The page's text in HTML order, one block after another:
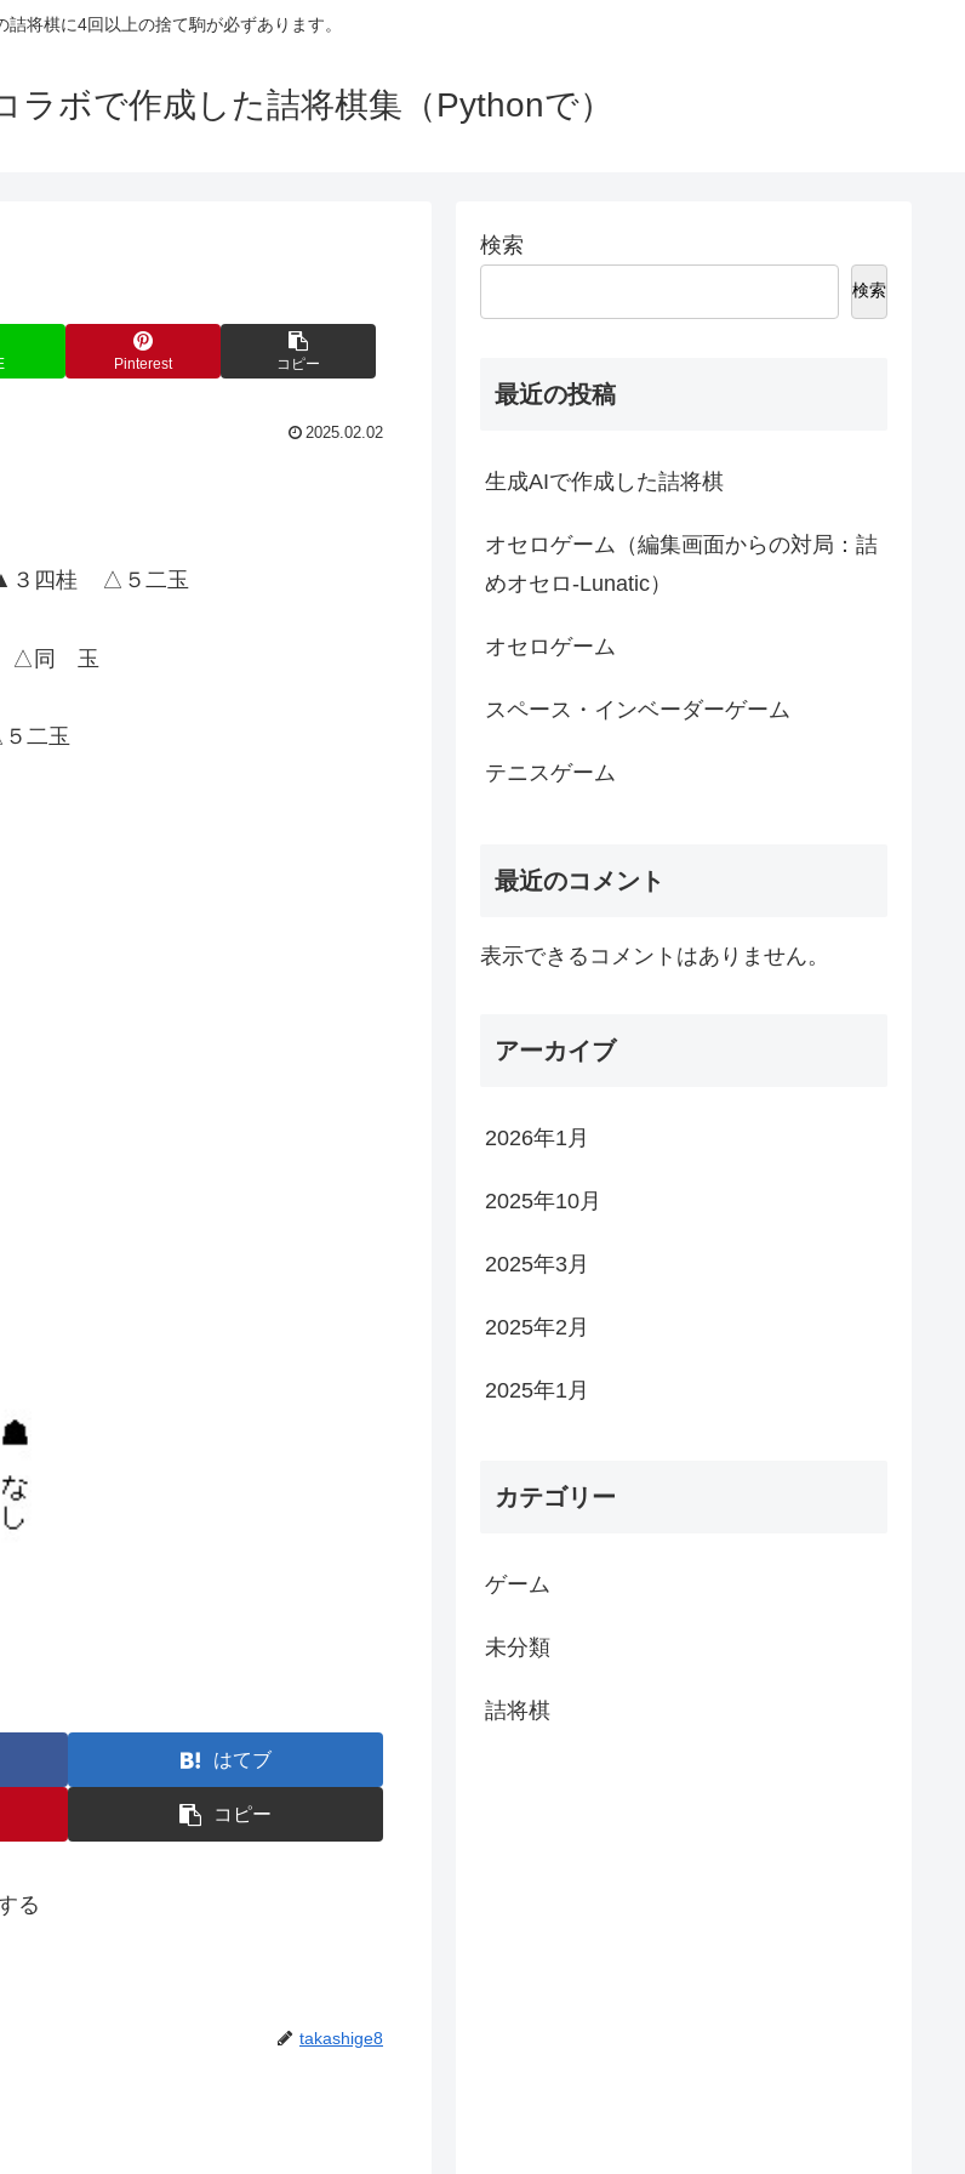
詰将棋に4回以上の捨て駒が必ずあります。
ラボで作成した詰将棋集（Pythonで）
Pinterest コピー
2025.02.02
四桂 △５二玉
△同 玉
二玉
はてブ
コピー
る
takashige8
検索
検索
最近の投稿
生成AIで作成した詰将棋
オセロゲーム（編集画面からの対局：詰
めオセロ-Lunatic）
オセロゲーム
スペース・インベーダーゲーム
テニスゲーム
最近のコメント
表示できるコメントはありません。
アーカイブ
2026年1月
2025年10月
2025年3月
2025年2月
2025年1月
カテゴリー
ゲーム
未分類
詰将棋